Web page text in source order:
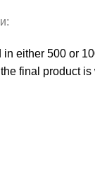
either 500 or
final product